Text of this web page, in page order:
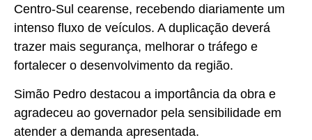
Centro-Sul cearense, recebendo diariamente um
intenso fluxo de veículos. A duplicação deverá
trazer mais segurança, melhorar o tráfego e
fortalecer o desenvolvimento da região.
Simão Pedro destacou a importância da obra e
agradeceu ao governador pela sensibilidade em
atender a demanda apresentada.